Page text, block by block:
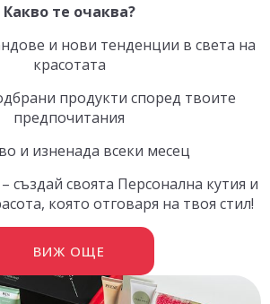
Какво те очаква?
и нови тенденции в света на
красотата
продукти според твоите
предпочитания
и изненада всеки месец
създай своята Персонална кутия и
която отговаря на твоя стил!
ВИЖ ОЩЕ